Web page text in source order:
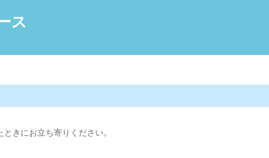
ス
きにお立ち寄りください。